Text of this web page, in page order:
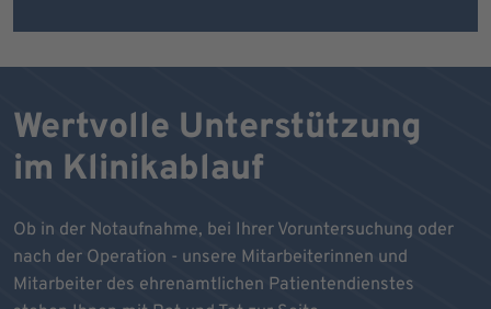
Wertvolle Unterstützung
im Klinikablauf
Ob in der Notaufnahme, bei Ihrer Voruntersuchung oder
nach der Operation - unsere Mitarbeiterinnen und
Mitarbeiter des ehrenamtlichen Patientendienstes